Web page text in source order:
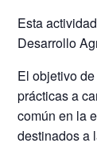
Esta
Desarrollo
El objetivo
prácticas a
común en la
destinadosa